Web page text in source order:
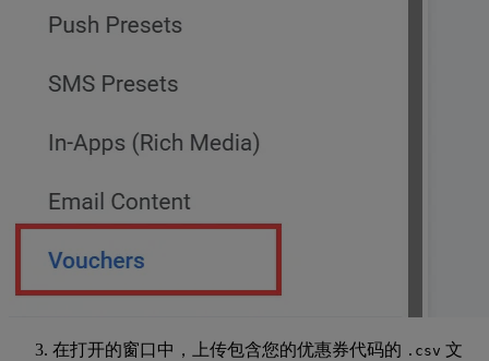
在打开的窗口中，上传包含您的优惠券代码的 .csv 文